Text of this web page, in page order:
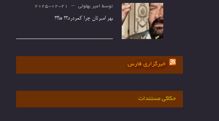
توسط امیر بهلولی 2025-02-21
بهر امیرتان چرا کمردرد؟؟ ها؟؟
خبرگزاری فارس
حکاکی مستندات